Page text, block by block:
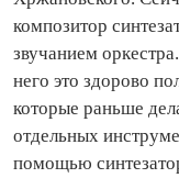
композитор
звучанием
него это здорово
которые раньше
отдельных
помощью